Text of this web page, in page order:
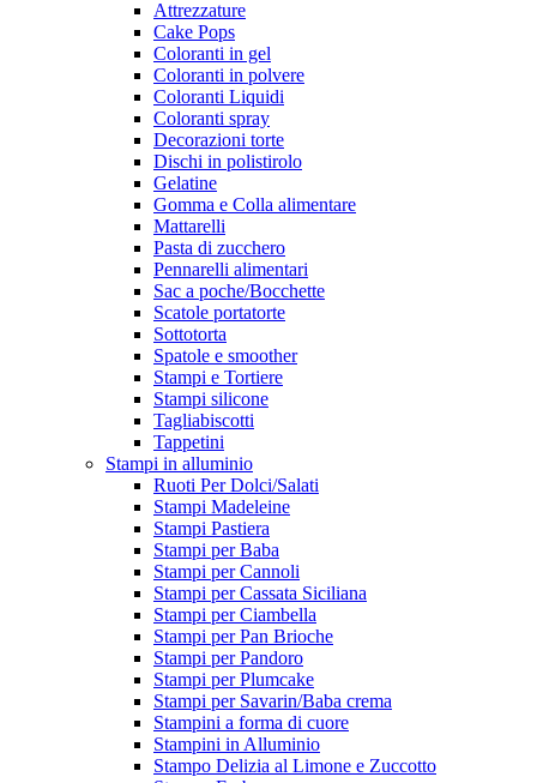
Attrezzature
Cake Pops
Coloranti in gel
Coloranti in polvere
Coloranti Liquidi
Coloranti spray
Decorazioni torte
Dischi in polistirolo
Gelatine
Gomma e Colla alimentare
Mattarelli
Pasta di zucchero
Pennarelli alimentari
Sac a poche/Bocchette
Scatole portatorte
Sottotorta
Spatole e smoother
Stampi e Tortiere
Stampi silicone
Tagliabiscotti
Tappetini
Stampi in alluminio
Ruoti Per Dolci/Salati
Stampi Madeleine
Stampi Pastiera
Stampi per Baba
Stampi per Cannoli
Stampi per Cassata Siciliana
Stampi per Ciambella
Stampi per Pan Brioche
Stampi per Pandoro
Stampi per Plumcake
Stampi per Savarin/Baba crema
Stampini a forma di cuore
Stampini in Alluminio
Stampo Delizia al Limone e Zuccotto